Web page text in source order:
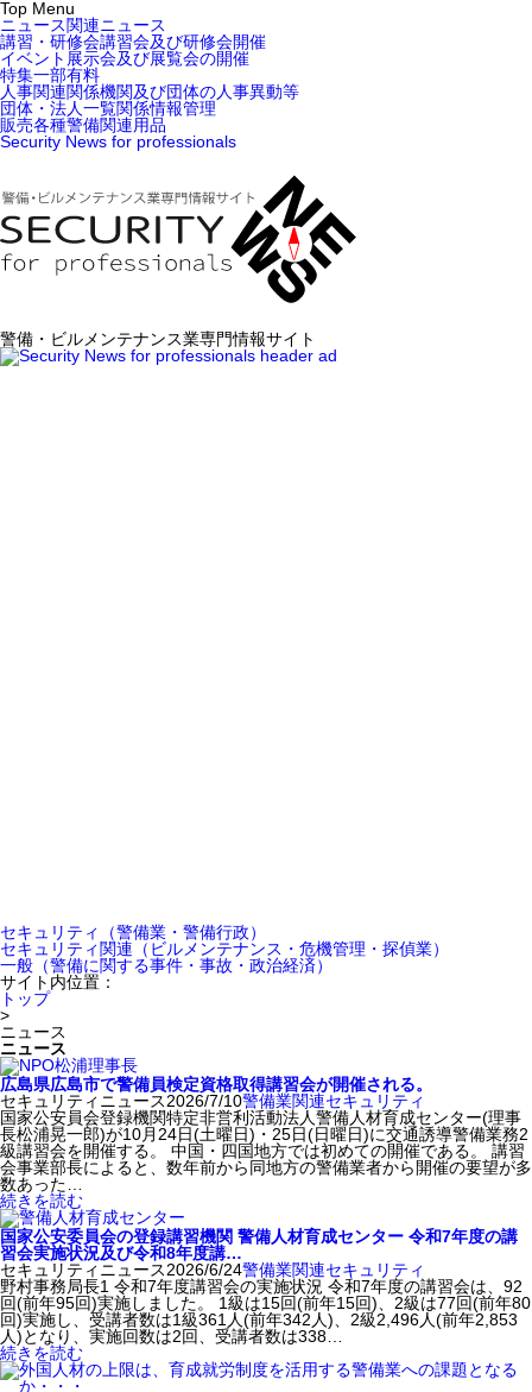
Top Menu
ニュース関連ニュース
講習・研修会講習会及び研修会開催
イベント 展示会及び展覧会の開催
特集一部有料
人事関連関係機関及び団体の人事異動等
団体・法人一覧関係情報管理
販売各種警備関連用品
Security News for professionals
警備・ビルメンテナンス業専門情報サイト
セキュリティ
（警備業・警備行政）
セキュリティ関連 （ビルメンテナンス・危機管理・探偵業）
一般 （警備に関する事件・事故・政治経済）
サイト内位置：
トップ
>
ニュース
ニュース
広島県広島市で警備員検定資格取得講習会が開催される。
セキュリティニュース2026/7/10警備業関連セキュリティ
国家公安員会登録機関特定非営利活動法人警備人材育成センター(理事
長松浦晃一郎)が10月24日(土曜日)・25日(日曜日)に交通誘導警備業務2
級講習会を開催する。 中国・四国地方では初めての開催である。 講習
会事業部長によると、数年前から同地方の警備業者から開催の要望が多
数あった…
続きを読む
国家公安委員会の登録講習機関 警備人材育成センター 令和7年度の講
習会実施状況及び令和8年度講…
セキュリティニュース2026/6/24警備業関連セキュリティ
野村事務局長1 令和7年度講習会の実施状況 令和7年度の講習会は、92
回(前年95回)実施しました。 1級は15回(前年15回)、2級は77回(前年80
回)実施し、受講者数は1級361人(前年342人)、2級2,496人(前年2,853
人)となり、実施回数は2回、受講者数は338…
続きを読む